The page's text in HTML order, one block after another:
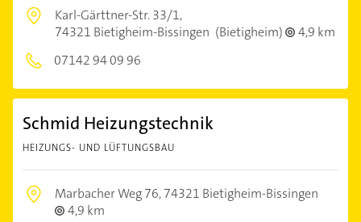
Karl-Gärttner-Str. 33/1,
74321 Bietigheim-Bissingen (Bietigheim)
4,9 km
07142 94 09 96
Schmid Heizungstechnik
HEIZUNGS- UND LÜFTUNGSBAU
Marbacher Weg 76,74321 Bietigheim-Bissingen
4,9 km